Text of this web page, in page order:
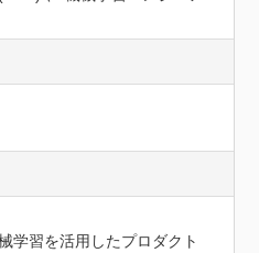
学習を活用したプロダクト